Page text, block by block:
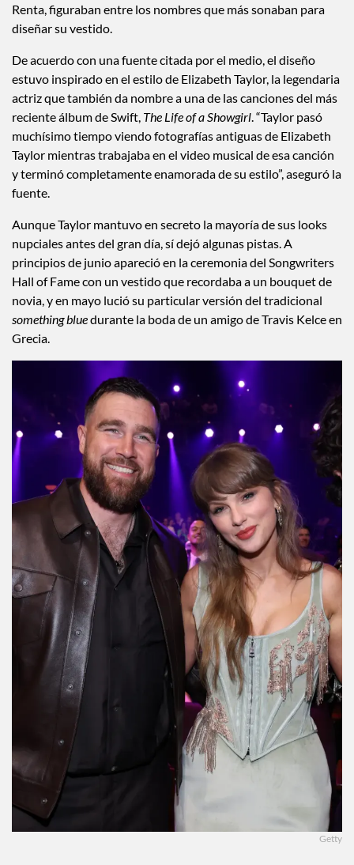
Renta, figuraban entre los nombres que más sonaban para
diseñar su vestido.
De acuerdo con una fuente citada por el medio, el diseño
estuvo inspirado en el estilo de Elizabeth Taylor, la legendaria
actriz que también da nombre a una de las canciones del más
reciente álbum de Swift, The Life of a Showgirl. “Taylor pasó
muchísimo tiempo viendo fotografías antiguas de Elizabeth
Taylor mientras trabajaba en el video musical de esa canción
y terminó completamente enamorada de su estilo”, aseguró la
fuente.
Aunque Taylor mantuvo en secreto la mayoría de sus looks
nupciales antes del gran día, sí dejó algunas pistas. A
principios de junio apareció en la ceremonia del Songwriters
Hall of Fame con un vestido que recordaba a un bouquet de
novia, y en mayo lució su particular versión del tradicional
something bluedurante la boda de un amigo de Travis Kelce en
Grecia.
Getty